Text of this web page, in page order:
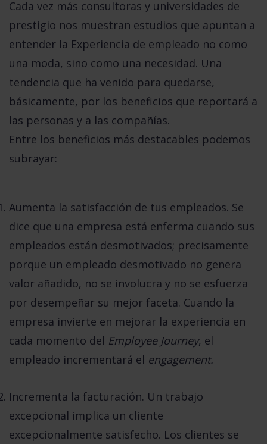
Cada vez más consultoras y universidades de
prestigio nos muestran estudios que apuntan a
entender la Experiencia de empleado no como
una moda, sino como una necesidad. Una
tendencia que ha venido para quedarse,
básicamente, por los beneficios que reportará a
las personas y a las compañías.
Entre los beneficios más destacables podemos
subrayar:
Aumenta la satisfacción de tus empleados. Se
dice que una empresa está enferma cuando sus
empleados están desmotivados; precisamente
porque un empleado desmotivado no genera
valor añadido, no se involucra y no se esfuerza
por desempeñar su mejor faceta. Cuando la
empresa invierte en mejorar la experiencia en
cada momento del Employee Journey, el
empleado incrementará el engagement.
Incrementa la facturación. Un trabajo
excepcional implica un cliente
excepcionalmente satisfecho. Los clientes se